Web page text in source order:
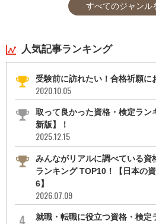
すべてのジャンル
人気記事ランキング
受験前に訪れたい！合格祈願に
2020.10.05
取って良かった資格・検定ラ
新版】！
2025.12.15
みんながリアルに調べている資
ランキング TOP10！【日本の
6】
2026.07.09
就職・転職に役立つ資格・検